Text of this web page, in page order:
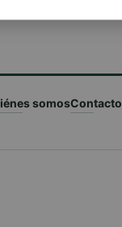
somosContacto